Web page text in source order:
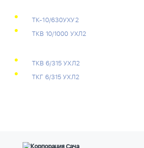
ТК-10/630УХУ2
ТКВ 10/1000 УХЛ2
ТКВ 6/315 УХЛ2
ТКГ 6/315 УХЛ2